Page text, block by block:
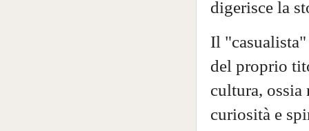
digerisce la
Il
del proprio
cultura, ossia
curiosità e